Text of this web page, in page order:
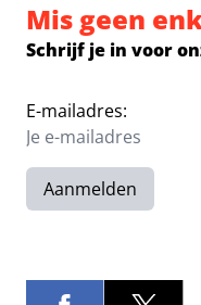
Mis geen
Schrijf je in voor
E-mailadres:
Aanmelden